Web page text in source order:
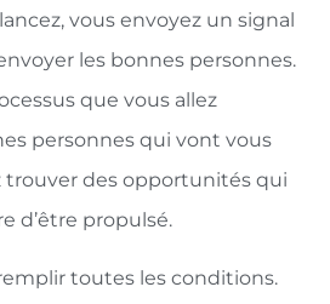
vous envoyez un signal
les bonnes personnes.
que vous allez
personnes qui vont vous
trouver des opportunités qui
d’être propulsé.
toutes les conditions.